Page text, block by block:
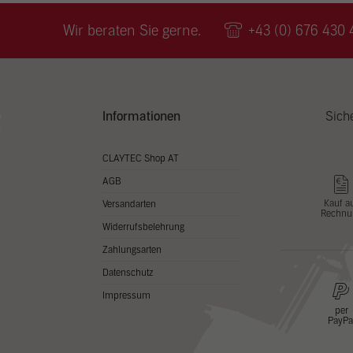
Wir beraten Sie gerne. +43 (0) 676 430
Informationen
CLAYTEC Shop AT
AGB
Versandarten
Widerrufsbelehrung
Zahlungsarten
Datenschutz
Impressum
Kauf
per
PayPal
zu